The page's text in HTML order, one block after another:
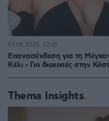
Επανασύνδεση για τη
Κέλι - Για διακοπές στην
07.08.2025, 22:45
Thema Insights